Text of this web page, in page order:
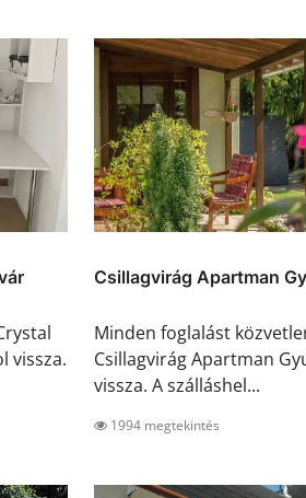
vissza.
Csillagvirág Apartman
Minden foglalást
Csillagvirág Apartman
vissza. A szálláshel...
1994 megtekintés